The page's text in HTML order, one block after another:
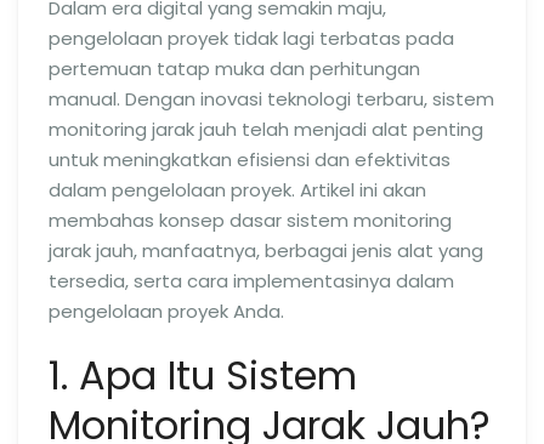
Dalam era digital yang semakin maju,
pengelolaan proyek tidak lagi terbatas pada
pertemuan tatap muka dan perhitungan
manual. Dengan inovasi teknologi terbaru, sistem
monitoring jarak jauh telah menjadi alat penting
untuk meningkatkan efisiensi dan efektivitas
dalam pengelolaan proyek. Artikel ini akan
membahas konsep dasar sistem monitoring
jarak jauh, manfaatnya, berbagai jenis alat yang
tersedia, serta cara implementasinya dalam
pengelolaan proyek Anda.
1. Apa Itu Sistem
Monitoring Jarak Jauh?